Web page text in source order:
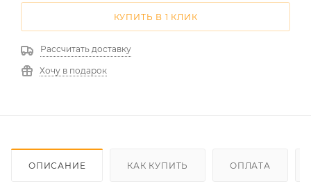
КУПИТЬ В 1 КЛИК
Рассчитать доставку
Хочу в подарок
ОПИСАНИЕ КАК КУПИТЬ ОПЛАТА